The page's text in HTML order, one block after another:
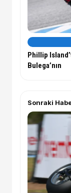
Phillip
Bulega’nın
Sonraki